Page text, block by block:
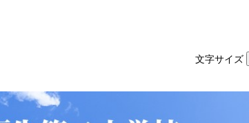
文字サイズ